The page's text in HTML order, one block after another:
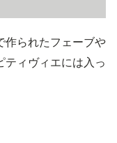
作られたフェーブや
ティヴィエには入っ